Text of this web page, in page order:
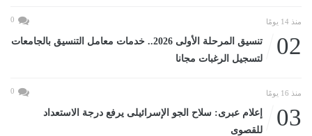
منذ 14 يومًا 0
02
تنسيق المرحلة الأولى 2026.. خدمات معامل التنسيق بالجامعات
لتسجيل الرغبات مجانا
منذ 16 يومًا 0
03
إعلام عبرى: سلاح الجو الإسرائيلى يرفع درجة الاستعداد
للقصوى